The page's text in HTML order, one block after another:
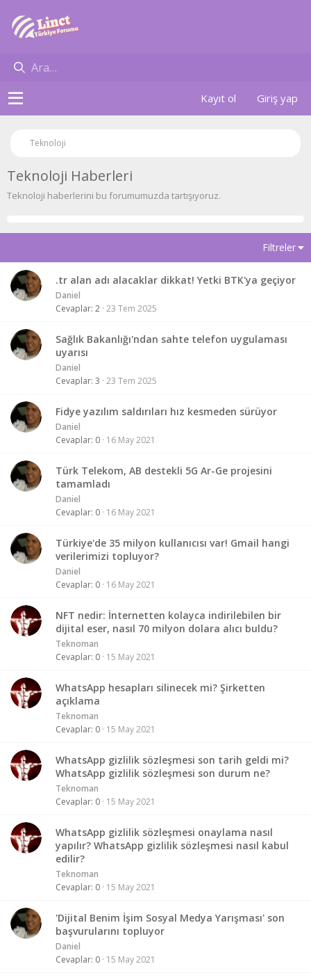
Kayıt ol Giriş yap
Teknoloji
Teknoloji Haberleri
Teknoloji haberlerini bu forumumuzda tartışıyoruz.
Filtreler
.tr alan adı alacaklar dikkat! Yetki BTK'ya geçiyor
Daniel
Cevaplar 2 23 Tem 2025
Sağlık Bakanlığı'ndan sahte telefon uygulaması
uyarısı
Daniel
Cevaplar 3 23 Tem 2025
Fidye yazılım saldırıları hız kesmeden sürüyor
Daniel
Cevaplar 0 16 May 2021
Türk Telekom, AB destekli 5G Ar-Ge projesini
tamamladı
Daniel
Cevaplar 0 16 May 2021
Türkiye'de 35 milyon kullanıcısı var! Gmail hangi
verilerimizi topluyor?
Daniel
Cevaplar 0 16 May 2021
NFT nedir: İnternetten kolayca indirilebilen bir
dijital eser, nasıl 70 milyon dolara alıcı buldu?
Teknoman
Cevaplar 0 15 May 2021
WhatsApp hesapları silinecek mi? Şirketten
açıklama
Teknoman
Cevaplar 0 15 May 2021
WhatsApp gizlilik sözleşmesi son tarih geldi mi?
WhatsApp gizlilik sözleşmesi son durum ne?
Teknoman
Cevaplar 0 15 May 2021
WhatsApp gizlilik sözleşmesi onaylama nasıl
yapılır? WhatsApp gizlilik sözleşmesi nasıl kabul
edilir?
Teknoman
Cevaplar 0 15 May 2021
'Dijital Benim İşim Sosyal Medya Yarışması' son
başvurularını topluyor
Daniel
Cevaplar 0 15 May 2021